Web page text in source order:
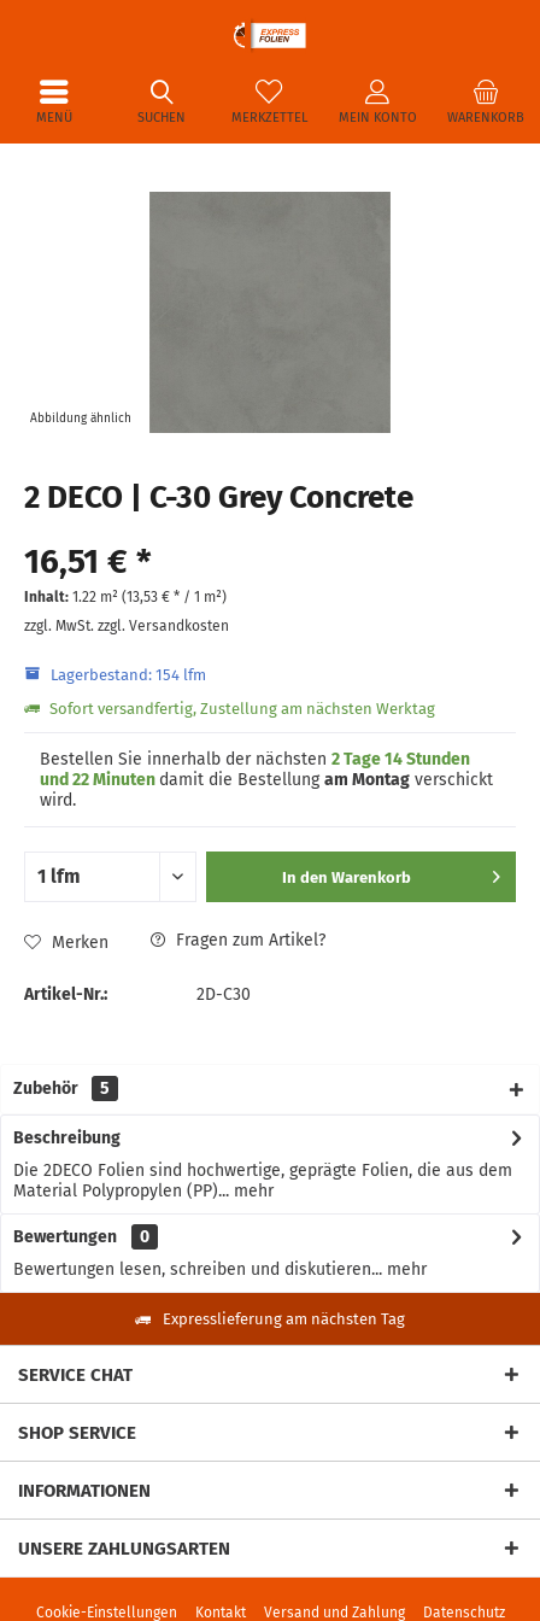
MENÜ WARENKORB
MERKZETTEL MEIN KONTO
SUCHEN
Abbildung ähnlich
2 DECO | C-30 Grey Concrete
16,51 € *
Inhalt: 1.22 m² (13,53 € * / 1 m²)
zzgl. MwSt. zzgl. Versandkosten
Lagerbestand: 154 lfm
Sofort versandfertig, Zustellung am nächsten Werktag
Bestellen Sie innerhalb der nächsten 2 Tage 14 Stunden
und 22 Minuten damit die Bestellungam Montag verschickt
wird.
In den Warenkorb
Merken Fragen zum Artikel?
Artikel-Nr.: 2D-C30
Zubehör 5
Beschreibung
Die 2DECO Folien sind hochwertige, geprägte Folien, die aus dem
Material Polypropylen (PP)... mehr
Bewertungen
0
Bewertungen lesen, schreiben und diskutieren... mehr
Expresslieferung am nächsten Tag
SERVICE CHAT
SHOP SERVICE
INFORMATIONEN
UNSERE ZAHLUNGSARTEN
Cookie-Einstellungen Kontakt Versand und Zahlung Datenschutz